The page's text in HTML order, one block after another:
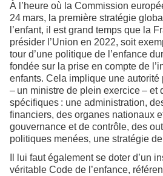
À l’heure où la Commission
24 mars, la première stratégie
l’enfant, il est grand temps que la
présider l’Union en 2022, soit
tour d’une politique de l’enfance
fondée sur la prise en compte de
enfants. Cela implique une
– un ministre de plein exercice – et
spécifiques : une administration,
financiers, des organes nationaux
gouvernance et de contrôle, des
politiques menées, une stratégie
Il lui faut également se doter d’un
véritable Code de l’enfance,